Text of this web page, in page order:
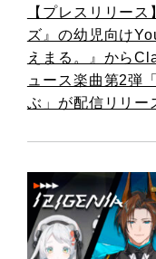
【プレスリリー
ズ』の幼児向け
えまる。』から
ュース楽曲第2弾
ぶ」が配信リリー